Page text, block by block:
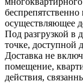
беспрепятственно
осуществляющее
Под разгрузкой в
точке, доступной
Доставка не
помещение,
действия,